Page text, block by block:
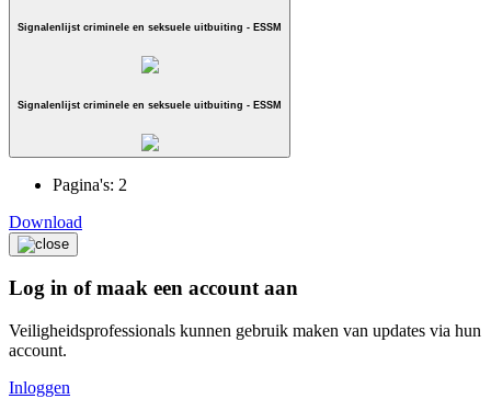
Signalenlijst criminele en seksuele uitbuiting - ESSM
Signalenlijst criminele en seksuele uitbuiting - ESSM
Pagina's: 2
Download
Log in of maak een account aan
Veiligheidsprofessionals kunnen gebruik maken van updates via hun
account.
Inloggen